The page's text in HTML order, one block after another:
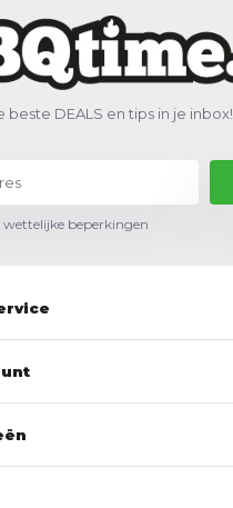
beste DEALS en tips in je inbox!
wettelijke beperkingen